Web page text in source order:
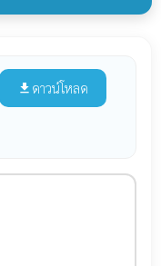
file_download ดาวน์โหลด